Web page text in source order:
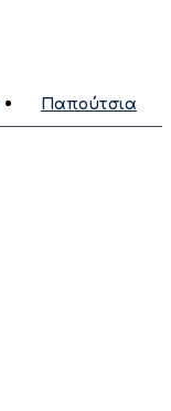
Παπούτσια